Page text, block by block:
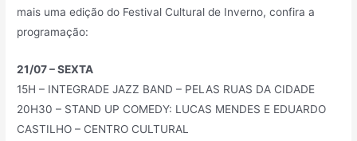
mais uma edição do Festival Cultural de Inverno, confira a
programação:
21/07 – SEXTA
15H – INTEGRADE JAZZ BAND – PELAS RUAS DA CIDADE
20H30 – STAND UP COMEDY: LUCAS MENDES E EDUARDO
CASTILHO – CENTRO CULTURAL